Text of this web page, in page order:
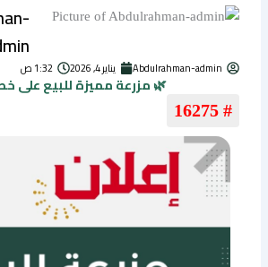
Abdulrahman-admin يناير 4, 2026 1:32 ص
🌿 مزرعة مميزة للبيع على
# 16275